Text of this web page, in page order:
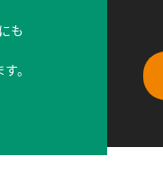
も
。